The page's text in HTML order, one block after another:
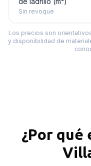
Sin revoque
Los precios son
y disponibilidad de
¿Por qué